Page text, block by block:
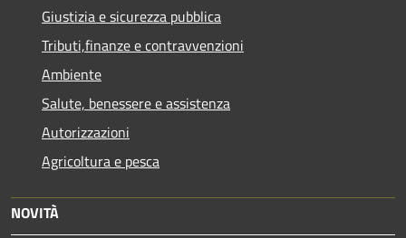
Giustizia e sicurezza pubblica
Tributi,finanze e contravvenzioni
Ambiente
Salute, benessere e assistenza
Autorizzazioni
Agricoltura e pesca
NOVITÀ